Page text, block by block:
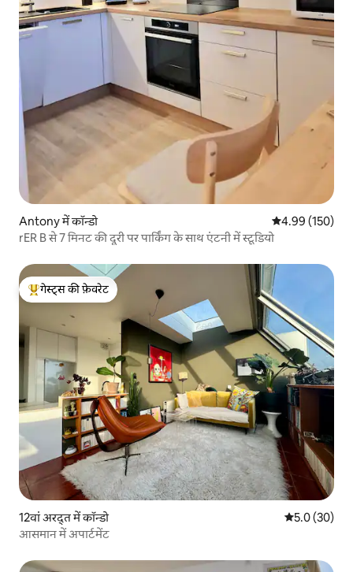
Antony में कॉन्डो औसत रेटिंग 5 में से
4.99 (150)
rER B से 7 मिनट की दूरी पर पार्किंग के साथ एंटनी में स्टूडियो
गेस्ट्स का टॉप फ़ेवरेट
गेस्ट्स की फ़ेवरेट
12वां अरद्त में कॉन्डो औसत रेटिंग 5
5.0 (30)
आसमान में अपार्टमेंट